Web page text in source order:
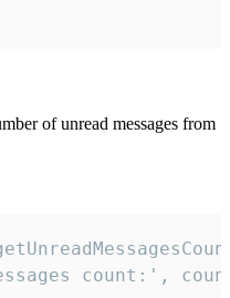
of unread messages from
count:',